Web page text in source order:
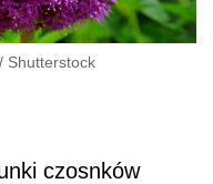
/ Shutterstock
czosnków